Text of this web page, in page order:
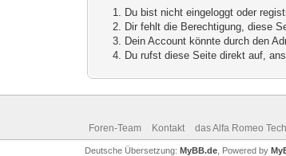
Du bist nicht eingeloggt oder
Dir fehlt die Berechtigung, diese
Dein Account könnte durch den
Du rufst diese Seite direkt auf,
Foren-Team Kontakt das Alfa Romeo
Deutsche Übersetzung: MyBB.de, Powered by